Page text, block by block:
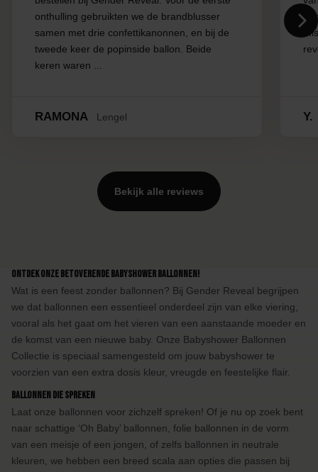
onthulling gebruikten we de brandblusser
samen met drie confettikanonnen, en bij de
tweede keer de popinside ballon. Beide
keren waren ...
RAMONA Lengel Y.
Bekijk alle reviews
Ontdek onze Betoverende Babyshower Ballonnen!
Wat is een feest zonder ballonnen? Bij Gender Reveal begrijpen
we dat ballonnen een essentieel onderdeel zijn van elke viering,
vooral als het gaat om het vieren van een aanstaande moeder en
de komst van een nieuwe baby. Onze Babyshower Ballonnen
Collectie is speciaal samengesteld om jouw babyshower te
voorzien van een extra dosis kleur, vreugde en feestelijke flair.
Ballonnen die Spreken
Laat onze ballonnen voor zichzelf spreken! Of je nu op zoek bent
naar schattige ‘Oh Baby’ ballonnen, folie ballonnen in de vorm
van een meisje of een jongen, of zelfs ballonnen in neutrale
kleuren, we hebben een breed scala aan opties die passen bij